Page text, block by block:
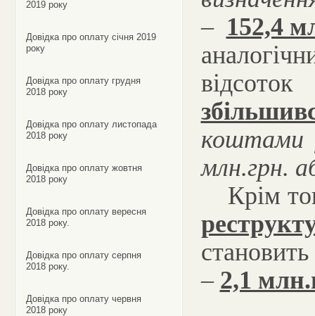
2019 року
Довідка про оплату січня 2019
року
Довідка про оплату грудня
2018 року
Довідка про оплату листопада
2018 року
Довідка про оплату жовтня
2018 року
Довідка про оплату вересня
2018 року.
Довідка про оплату серпня
2018 року.
Довідка про оплату червня
2018 року
– 152,4
коштами
млн.грн.
Крім
становить
– 2,1